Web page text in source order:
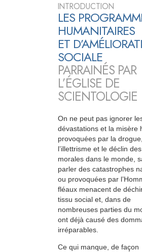
INTRODUCTION
LES
HUMANITAIRES
ET
SOCIALE
PARRAINÉS PAR
L’ÉGLISE DE
SCIENTOLOGIE
On ne peut pas ignorer
dévastations et la misère
provoquées par la drogue,
l’illettrisme et le déclin
morales dans le monde,
parler des catastrophes
ou provoquées par
fléaux menacent de
tissu social et, dans de
nombreuses parties du
ont déjà causé des
irréparables.
Ce qui manque, de façon